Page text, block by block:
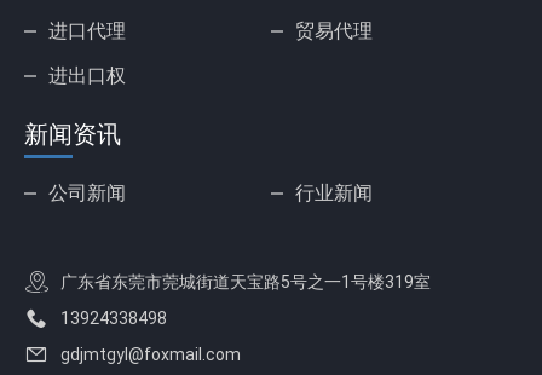
进口代理
贸易代理
进出口权
新闻资讯
公司新闻 行业新闻
广东省东莞市莞城街道天宝路5号之一1号楼319室
13924338498
gdjmtgyl@foxmail.com